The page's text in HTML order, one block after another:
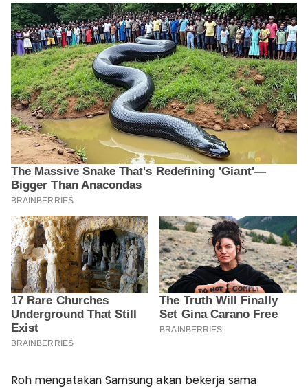
Roh mengatakan Samsung akan bekerja sama